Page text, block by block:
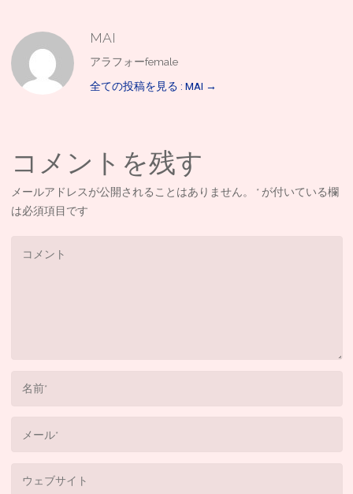
MAI
アラフォーfemale
全ての投稿を見る : MAI →
コメントを残す
メールアドレスが公開されることはありません。 * が付いている欄
は必須項目です